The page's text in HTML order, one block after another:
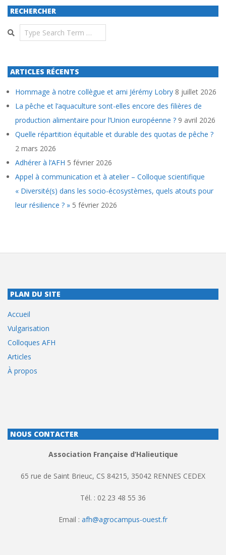
RECHERCHER
Search
ARTICLES RÉCENTS
Hommage à notre collègue et ami Jérémy Lobry 8 juillet 2026
La pêche et l’aquaculture sont-elles encore des filières de
production alimentaire pour l’Union européenne ? 9 avril 2026
Quelle répartition équitable et durable des quotas de pêche ?
2 mars 2026
Adhérer à l’AFH 5 février 2026
Appel à communication et à atelier – Colloque scientifique
« Diversité(s) dans les socio-écosystèmes, quels atouts pour
leur résilience ? » 5 février 2026
PLAN DU SITE
Accueil
Vulgarisation
Colloques AFH
Articles
À propos
NOUS CONTACTER
Association Française d’Halieutique
65 rue de Saint Brieuc, CS 84215, 35042 RENNES CEDEX
Tél. : 02 23 48 55 36
Email : afh@agrocampus-ouest.fr